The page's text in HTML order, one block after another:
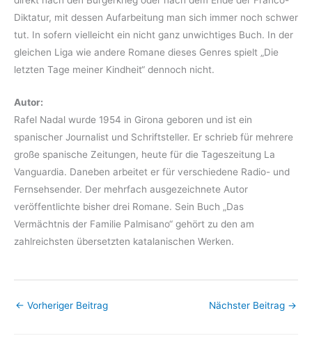
Diktatur, mit dessen Aufarbeitung man sich immer noch schwer
tut. In sofern vielleicht ein nicht ganz unwichtiges Buch. In der
gleichen Liga wie andere Romane dieses Genres spielt „Die
letzten Tage meiner Kindheit“ dennoch nicht.
Autor:
Rafel Nadal wurde 1954 in Girona geboren und ist ein
spanischer Journalist und Schriftsteller. Er schrieb für mehrere
große spanische Zeitungen, heute für die Tageszeitung La
Vanguardia. Daneben arbeitet er für verschiedene Radio- und
Fernsehsender. Der mehrfach ausgezeichnete Autor
veröffentlichte bisher drei Romane. Sein Buch „Das
Vermächtnis der Familie Palmisano“ gehört zu den am
zahlreichsten übersetzten katalanischen Werken.
← Vorheriger Beitrag Nächster Beitrag →